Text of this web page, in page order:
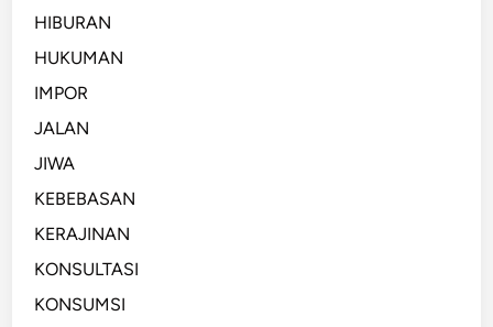
HIBURAN
HUKUMAN
IMPOR
JALAN
JIWA
KEBEBASAN
KERAJINAN
KONSULTASI
KONSUMSI